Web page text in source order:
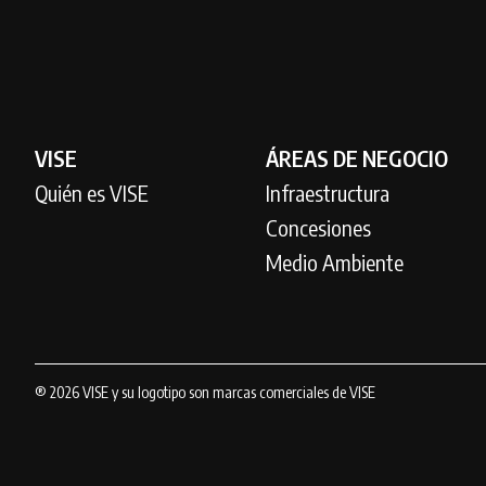
VISE
Quién es VISE
ÁREAS DE NEGOCIO
Infraestructura
Concesiones
Medio Ambiente
® 2026 VISE y su logotipo son marcas comerciales de VISE